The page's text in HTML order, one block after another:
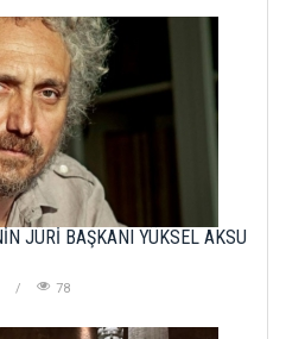
JÜRİ BAŞKANI YÜKSEL AKSU
78